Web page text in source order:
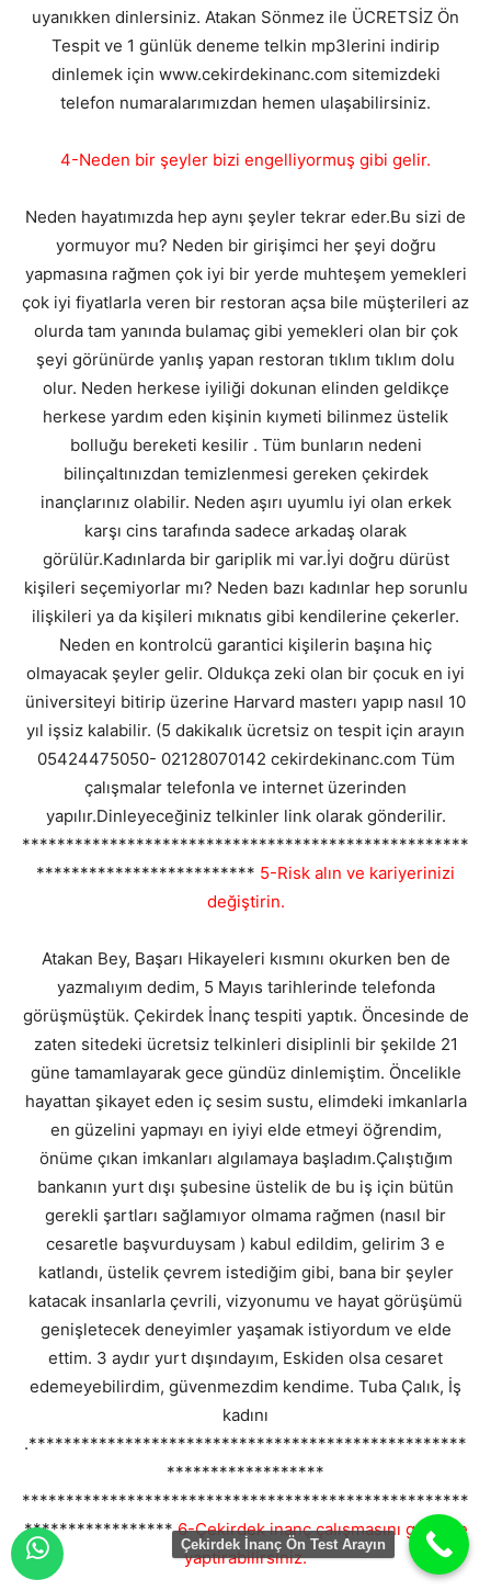
uyanıkken dinlersiniz. Atakan Sönmez ile ÜCRETSİZ Ön
Tespit ve 1 günlük deneme telkin mp3lerini indirip
dinlemek için www.cekirdekinanc.com sitemizdeki
telefon numaralarımızdan hemen ulaşabilirsiniz.
4-Neden bir şeyler bizi engelliyormuş gibi gelir.
Neden hayatımızda hep aynı şeyler tekrar eder.Bu sizi de
yormuyor mu? Neden bir girişimci her şeyi doğru
yapmasına rağmen çok iyi bir yerde muhteşem yemekleri
çok iyi fiyatlarla veren bir restoran açsa bile müşterileri az
olurda tam yanında bulamaç gibi yemekleri olan bir çok
şeyi görünürde yanlış yapan restoran tıklım tıklım dolu
olur. Neden herkese iyiliği dokunan elinden geldikçe
herkese yardım eden kişinin kıymeti bilinmez üstelik
bolluğu bereketi kesilir . Tüm bunların nedeni
bilinçaltınızdan temizlenmesi gereken çekirdek
inançlarınız olabilir. Neden aşırı uyumlu iyi olan erkek
karşı cins tarafında sadece arkadaş olarak
görülür.Kadınlarda bir gariplik mi var.İyi doğru dürüst
kişileri seçemiyorlar mı? Neden bazı kadınlar hep sorunlu
ilişkileri ya da kişileri mıknatıs gibi kendilerine çekerler.
Neden en kontrolcü garantici kişilerin başına hiç
olmayacak şeyler gelir. Oldukça zeki olan bir çocuk en iyi
üniversiteyi bitirip üzerine Harvard masterı yapıp nasıl 10
yıl işsiz kalabilir. (5 dakikalık ücretsiz on tespit için arayın
05424475050- 02128070142 cekirdekinanc.com Tüm
çalışmalar telefonla ve internet üzerinden
yapılır.Dinleyeceğiniz telkinler link olarak gönderilir.
***************************************************
************************* 5-Risk alın ve kariyerinizi
değiştirin.
Atakan Bey, Başarı Hikayeleri kısmını okurken ben de
yazmalıyım dedim, 5 Mayıs tarihlerinde telefonda
görüşmüştük. Çekirdek İnanç tespiti yaptık. Öncesinde de
zaten sitedeki ücretsiz telkinleri disiplinli bir şekilde 21
güne tamamlayarak gece gündüz dinlemiştim. Öncelikle
hayattan şikayet eden iç sesim sustu, elimdeki imkanlarla
en güzelini yapmayı en iyiyi elde etmeyi öğrendim,
önüme çıkan imkanları algılamaya başladım.Çalıştığım
bankanın yurt dışı şubesine üstelik de bu iş için bütün
gerekli şartları sağlamıyor olmama rağmen (nasıl bir
cesaretle başvurduysam ) kabul edildim, gelirim 3 e
katlandı, üstelik çevrem istediğim gibi, bana bir şeyler
katacak insanlarla çevrili, vizyonumu ve hayat görüşümü
genişletecek deneyimler yaşamak istiyordum ve elde
ettim. 3 aydır yurt dışındayım, Eskiden olsa cesaret
edemeyebilirdim, güvenmezdim kendime. Tuba Çalık, İş
kadını
.**************************************************
******************
***************************************************
*****************6-Çekirdek inanç çalışmasını güvenle
yaptirabilirsiniz.
Çekirdek İnanç Ön Test Arayın